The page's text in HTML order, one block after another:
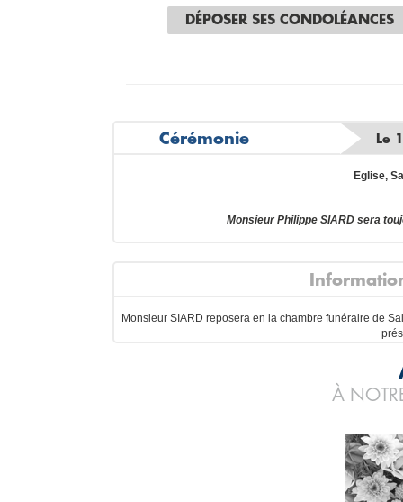
DÉPOSER SES CONDOLÉANCES
Cérémonie Le
Eglise,
Monsieur Philippe SIARD sera
Monsieur SIARD reposera en la chambre funéraire de
À